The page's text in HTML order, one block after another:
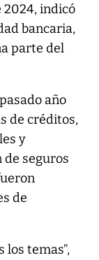
2024, indicó
bancaria,
parte del
año
de créditos,
y
seguros
de
los temas”,